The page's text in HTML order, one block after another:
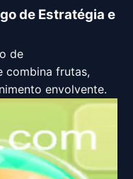
de Estratégia e
de
combina frutas,
envolvente.